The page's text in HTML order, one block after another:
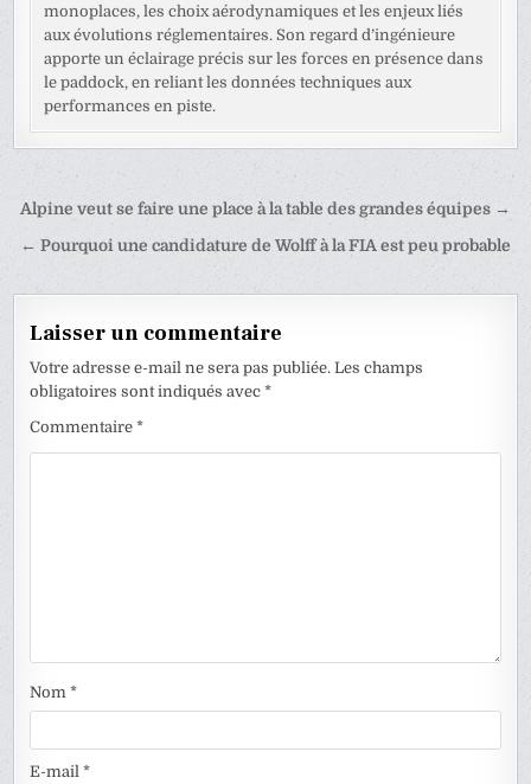
monoplaces, les choix aérodynamiques et les enjeux liés
aux évolutions réglementaires. Son regard d’ingénieure
apporte un éclairage précis sur les forces en présence dans
le paddock, en reliant les données techniques aux
performances en piste.
Navigation
de
Alpine veut se faire une place à la table des grandes équipes →
← Pourquoi une candidature de Wolff à la FIA est peu probable
Laisser un commentaire
Votre adresse e-mail ne sera pas publiée. Les champs
obligatoires sont indiqués avec*
Commentaire*
Nom*
E-mail*